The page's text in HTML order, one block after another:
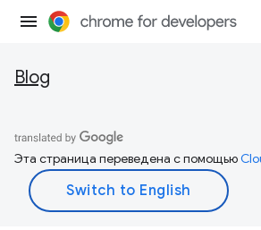
Blog
Эта страница переведена с помощью